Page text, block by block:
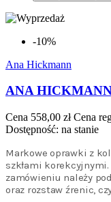
-10%
Ana Hickmann
ANA
Cena 558,00 zł Cena
Dostępność: na stanie
Markowe oprawki z
szkłami
zamówieniu należy
oraz rozstaw źrenic,